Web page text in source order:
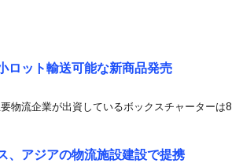
ロット輸送可能な新商品発売
物流企業が出資しているボックスチャーターは8
、アジアの物流施設建設で提携